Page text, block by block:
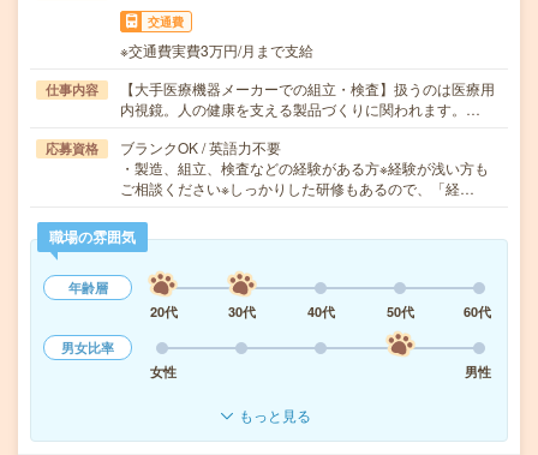
交通費
※交通費実費3万円/月まで支給
仕事内容
【大手医療機器メーカーでの組立・検査】扱うのは医療用
内視鏡。人の健康を支える製品づくりに関われます。…
応募資格
ブランクOK / 英語力不要
・製造、組立、検査などの経験がある方※経験が浅い方も
ご相談ください※しっかりした研修もあるので、「経…
職場の雰囲気
年齢層
20代
30代 40代 50代
60代
男女比率
女性
男性
もっと見る